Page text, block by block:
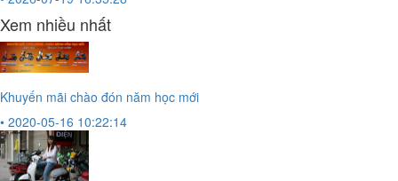
Xem nhiều nhất
Khuyến mãi chào đón năm học mới
• 2020-05-16 10:22:14